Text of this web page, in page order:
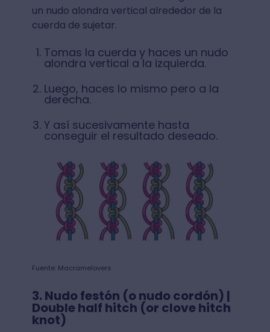
un nudo alondra vertical alrededor de la
cuerda de sujetar.
Tomas la cuerda y haces un nudo
alondra vertical a la izquierda.
Luego, haces lo mismo pero a la
derecha.
Y así sucesivamente hasta
conseguir el resultado deseado.
Fuente: Macramelovers
3. Nudo festón (o nudo cordón) |
Double half hitch (or clove hitch
knot)